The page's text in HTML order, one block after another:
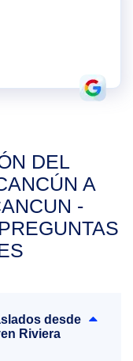
DEL
A
-
desde
Riviera